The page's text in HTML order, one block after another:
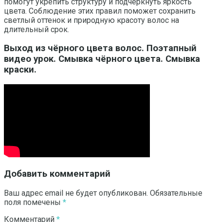
цвета. Соблюдение этих правил поможет сохранить
светлый оттенок и природную красоту волос на
длительный срок.
Выход из чёрного цвета волос. Поэтапный
видео урок. Смывка чёрного цвета. Смывка
краски.
Добавить комментарий
Ваш адрес email не будет опубликован. Обязательные
поля помечены *
Комментарий *